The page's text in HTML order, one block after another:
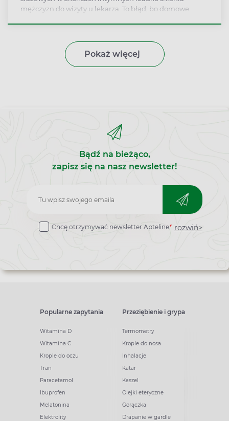
mężczyzn do wizyty u lekarza. To błąd, bo domowe
tylko z powodu uciążliwego swędzenia skóry, ale też
dlatego, że może ona być wynikiem innych chorób, w
Pokaż więcej
Bądź na bieżąco,
zapisz się na nasz newsletter!
Zapisz
do
Chcę otrzymywać newsletter Apteline* rozwiń>
Popularne zapytania
Witamina D
Witamina C
Krople do oczu
Tran
Paracetamol
Ibuprofen
Melatonina
Elektrolity
Przeziębienie i grypa
Termometry
Krople do nosa
Inhalacje
Katar
Kaszel
Olejki eteryczne
Gorączka
Drapanie w gardle